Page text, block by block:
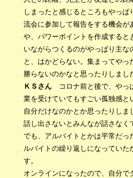
しまったと感じるところもやっ
流会に参加して報告をする機会が
や、パワーポイントを作成する
いながらつくるのがやっぱり主
と、はかどらない。集まってや
勝らないのかなと思ったりしまし
ＫＳさん コロナ前と後で、やっ
業を受けていてもすごい孤独感と
自分だけなのかとか思ったりし
話し出さないとみんなが話さなく
でも、アルバイトとかは平常だっ
ルバイトの繰り返しになってい
す。
オンラインになったので、自分で